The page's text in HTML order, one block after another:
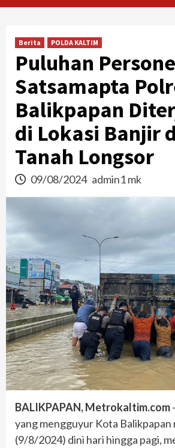
Berita POLDA KALTIM
Puluhan
Satsamapta
Balikpapan
di Lokasi Banjir
Tanah Longsor
09/08/2024 admin1 mk
BALIKPAPAN, Metrokaltim.com
yang mengguyur Kota Balikpapan
(9/8/2024) dini hari hingga pagi,